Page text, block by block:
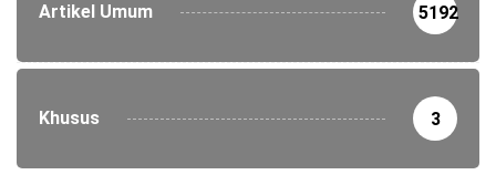
Artikel Umum 5192
Khusus 3